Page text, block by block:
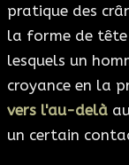
pratique des
la forme de
lesquels un
croyance en la
vers l'au-delà
un certain